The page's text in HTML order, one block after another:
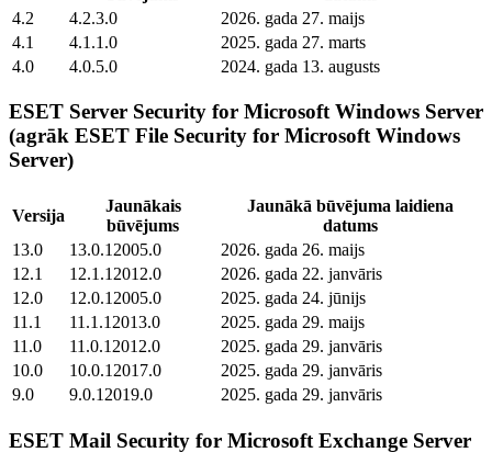
4.2
4.2.3.0
2026. gada 27. maijs
4.1
4.1.1.0
2025. gada 27. marts
4.0
4.0.5.0 2024. gada 13. augusts
ESET Server Security for Microsoft Windows Server
(agrāk ESET File Security for Microsoft Windows
Server)
Versija
Jaunākais
būvējums
Jaunākā būvējuma laidiena
datums
13.0
13.0.12005.0
2026. gada 26. maijs
12.1
12.1.12012.0
2026. gada 22. janvāris
12.0
12.0.12005.0
2025. gada 24. jūnijs
11.1
11.1.12013.0
2025. gada 29. maijs
11.0
11.0.12012.0
2025. gada 29. janvāris
10.0
10.0.12017.0
2025. gada 29. janvāris
9.0
9.0.12019.0 2025. gada 29. janvāris
ESET Mail Security for Microsoft Exchange Server